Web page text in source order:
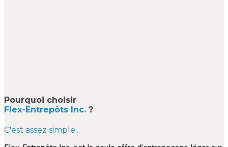
Pourquoi choisir
Flex-Entrepôts Inc. ?
C'est assez simple...